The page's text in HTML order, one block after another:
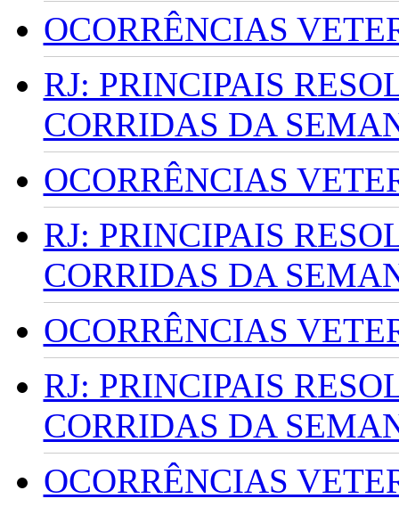
OCORRÊNCIAS
RJ: PRINCIPAIS
CORRIDAS DA
OCORRÊNCIAS
RJ: PRINCIPAIS
CORRIDAS DA
OCORRÊNCIAS
RJ: PRINCIPAIS
CORRIDAS DA
OCORRÊNCIAS